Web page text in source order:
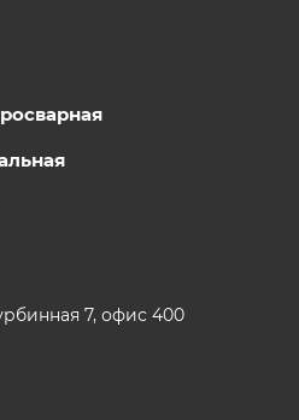
7, офис 400